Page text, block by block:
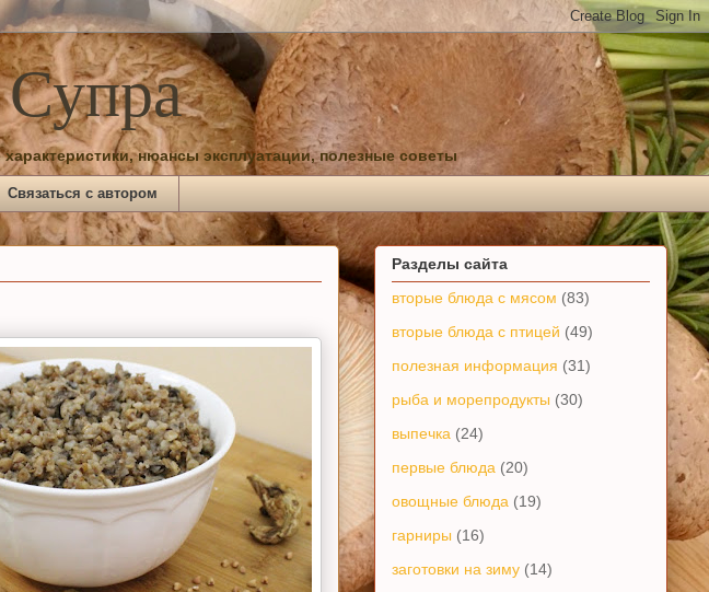
Супра
нюансы эксплуатации, полезные советы
Связаться с автором
Разделы сайта
вторые блюда с мясом (83)
вторые блюда с птицей (49)
полезная информация (31)
рыба и морепродукты (30)
выпечка (24)
первые блюда (20)
овощные блюда (19)
гарниры (16)
заготовки на зиму (14)